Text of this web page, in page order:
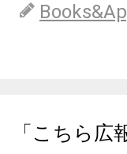
「こちら広